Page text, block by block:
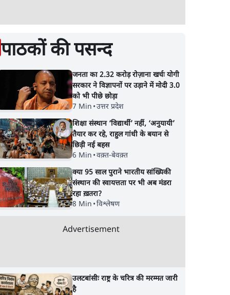
पाठकों की पसन्द
जनता का 2.32 करोड़ रोज़ाना खर्चः योगी
सरकार ने विज्ञापनों पर उड़ाने में मोदी 3.0
को भी पीछे छोड़ा
7 Min •उत्तर प्रदेश
शिक्षा संस्थान ‘विद्यार्थी’ नहीं, ‘अनुयायी’
तैयार कर रहे, राहुल गांधी के बयान से
छिड़ी नई बहस
6 Min •वक़्त-बेवक़्त
क्या 95 साल पुराने भारतीय सांख्यिकी
संस्थान की स्वायत्तता पर भी अब मंडरा
रहा ख़तरा?
8 Min •विश्लेषण
Advertisement
उलटबांसीः राष्ट्र के चरित्र की मरम्मत जारी
है